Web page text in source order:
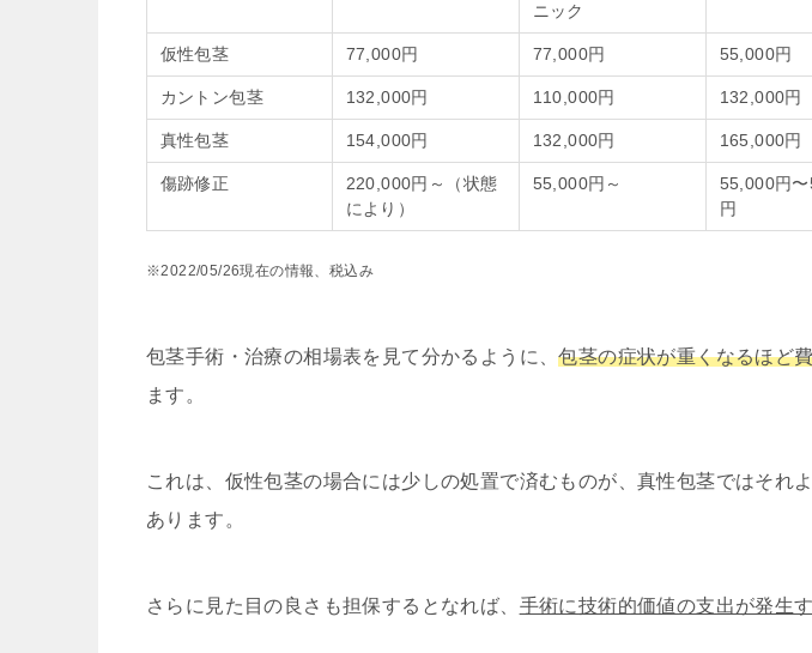
ニック
仮性包茎 77,000円 77,000円 55,000円
カントン包茎 132,000円 110,000円 132,000円
真性包茎 154,000円 132,000円 165,000円
傷跡修正
220,000円～（状態
により）
55,000円～
55,000円
円
※2022/05/26現在の情報、税込み
包茎手術・治療の相場表を見て分かるように、包茎の症状が重くなるほど
ます。
これは、仮性包茎の場合には少しの処置で済むものが、真性包茎ではそれ
あります。
さらに見た目の良さも担保するとなれば、 手術に技術的価値の支出が発生